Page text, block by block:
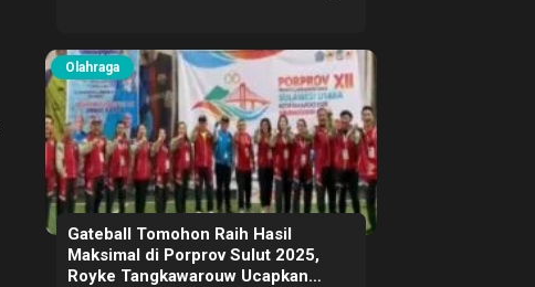
Olahraga
Gateball Tomohon Raih Hasil
Maksimal di Porprov Sulut 2025,
Royke Tangkawarouw Ucapkan